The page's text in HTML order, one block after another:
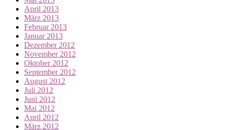
April 2013
März 2013
Februar 2013
Januar 2013
Dezember 2012
November 2012
Oktober 2012
September 2012
August 2012
Juli 2012
Juni 2012
Mai 2012
April 2012
März 2012